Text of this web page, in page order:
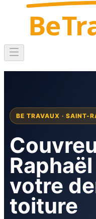
Be
BE TRAVAUX · SAINT-
votre
toiture